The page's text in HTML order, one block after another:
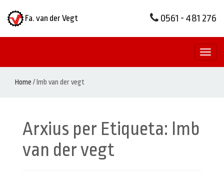
Fa. van der Vegt 0561 - 481 276
Home /lmb van der vegt
Arxius per Etiqueta: lmb
van der vegt